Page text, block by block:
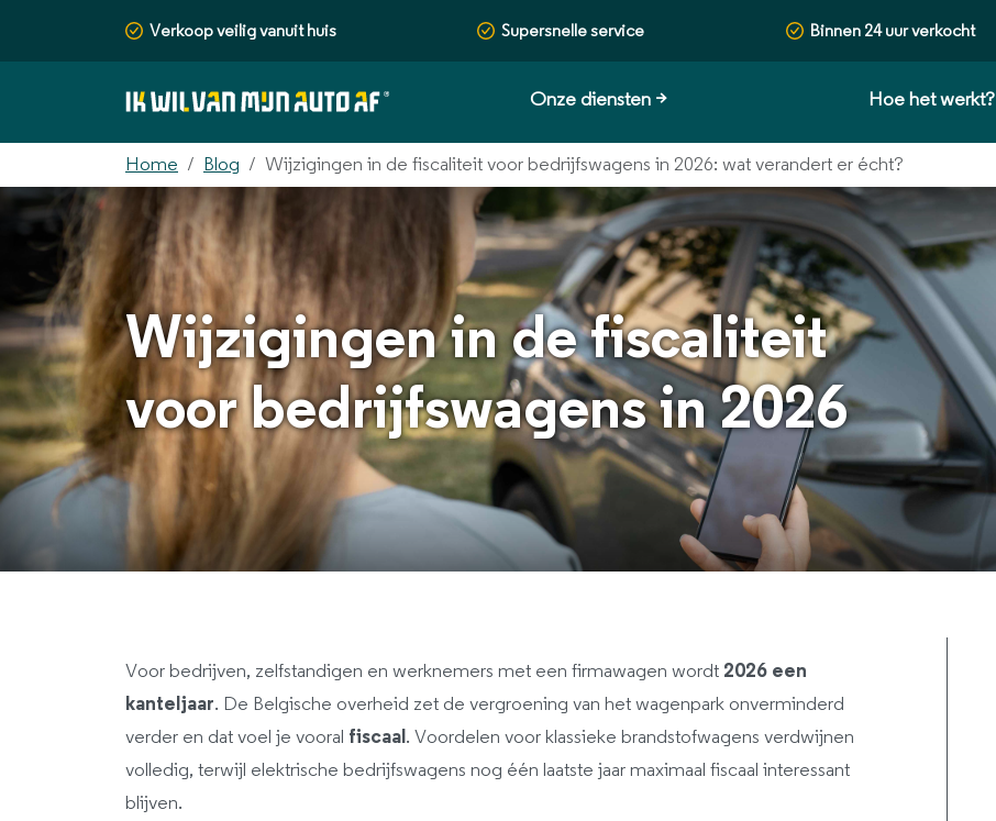
Verkoop veilig vanuit huis Supersnelle service Binnen 24 uur verkocht
Onze diensten > Hoe het werkt?
Home Blog Wijzigingen in de fiscaliteit voor bedrijfswagens in 2026: wat verandert er écht?
Wijzigingen in de fiscaliteit
voor bedrijfswagens in 2026
Voor bedrijven, zelfstandigen en werknemers met een firmawagen wordt 2026 een
kanteljaar. De Belgische overheid zet de vergroening van het wagenpark onverminderd
verder en dat voel je vooral fiscaal . Voordelen voor klassieke brandstofwagens verdwijnen
volledig, terwijl elektrische bedrijfswagens nog één laatste jaar maximaal fiscaal interessant
blijven.